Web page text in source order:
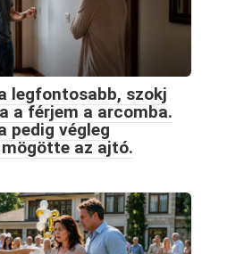
legfontosabb, szokj
a férjem a arcomba.
pedig végleg
az ajtó.